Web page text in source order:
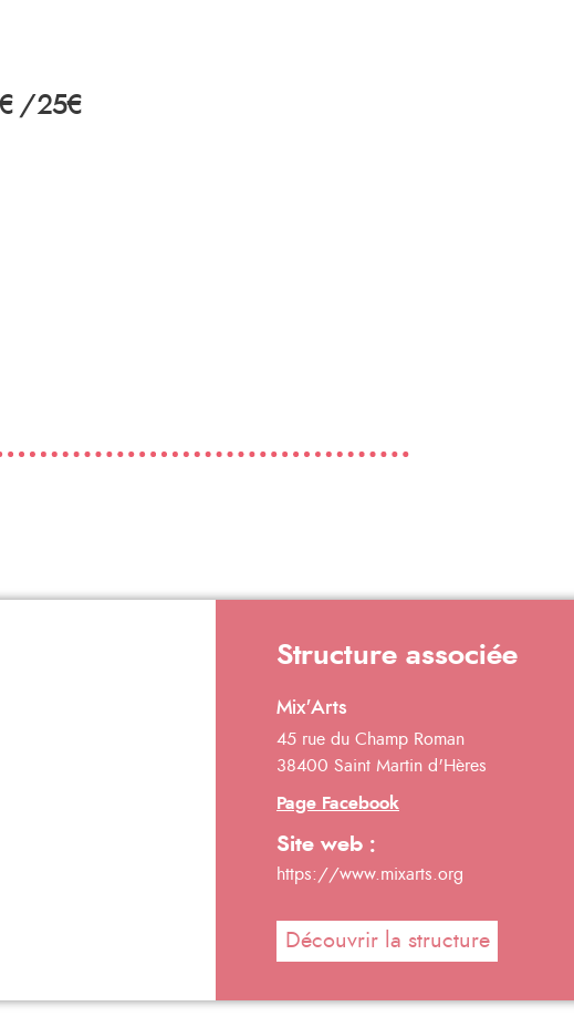
25€
Structure associée
Mix'Arts
45 rue du Champ Roman
38400 Saint Martin d'Hères
Page Facebook
Site web :
https://www.mixarts.org
Découvrir la structure